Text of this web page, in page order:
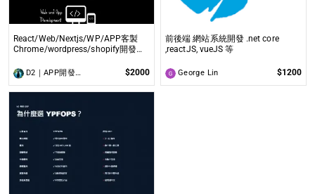
React/Web/Nextjs/WP/APP客製
Chrome/wordpress/shopify開發客
D2｜APP開發wordpress客製化 $2000
前後端 網站系統開發 .net core
,reactJS, vueJS 等
George Lin $1200